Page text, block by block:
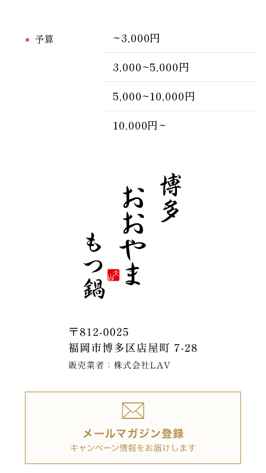
予算
~3,000円
3,000~5,000円
5,000~10,000円
10,000円~